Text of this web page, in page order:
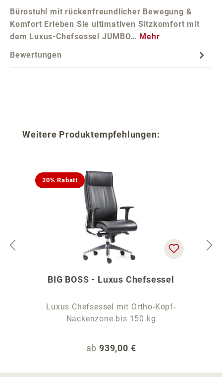
Bürostuhl mit rückenfreundlicher Bewegung &
Komfort Erleben Sie ultimativen Sitzkomfort mit
dem Luxus-Chefsessel JUMBO… Mehr
Bewertungen
Produktgalerie überspringen
Weitere Produktempfehlungen:
20% Rabatt
BIG BOSS - Luxus Chefsessel
Luxus Chefsessel mit Ortho-Kopf-
Nackenzone bis 150 kg
Regulärer Preis:
ab 939,00 €